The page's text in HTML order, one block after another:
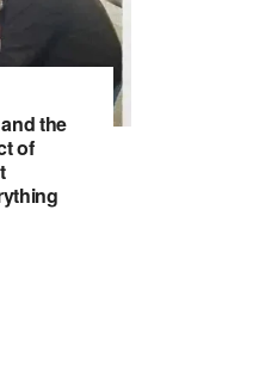
the
of